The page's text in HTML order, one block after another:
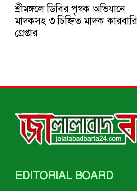
শ্রীমঙ্গলে ডিবির পৃথক অভিযানে
মাদকসহ ৩ চিহ্নিত মাদক কারবারি
গ্রেপ্তার
EDITORIAL BOARD